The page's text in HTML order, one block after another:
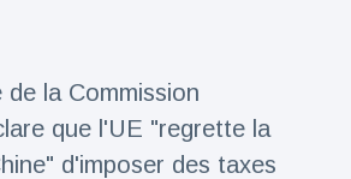
la Commission
que l'UE "regrette la
d'imposer des taxes